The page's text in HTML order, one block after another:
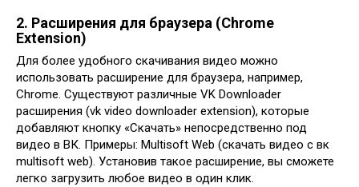
2. Расширения для браузера (Chrome
Extension)
Для более удобного скачивания видео можно
использовать расширение для браузера, например,
Chrome. Существуют различные VK Downloader
расширения (vk video downloader extension), которые
добавляют кнопку «Скачать» непосредственно под
видео в ВК. Примеры: Multisoft Web (скачать видео с вк
multisoft web). Установив такое расширение, вы сможете
легко загрузить любое видео в один клик.